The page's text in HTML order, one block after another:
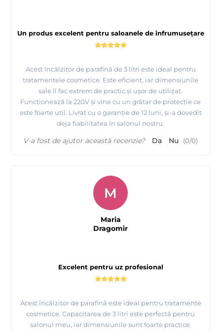
Un produs excelent pentru saloanele de înfrumusețare
Acest încălzitor de parafină de 3 litri este ideal pentru
tratamentele cosmetice. Este eficient, iar dimensiunile
sale îl fac extrem de practic și ușor de utilizat.
Funcționează la 220V și vine cu un grătar de protecție ce
este foarte util. Livrat cu o garanție de 12 luni, și-a dovedit
deja fiabilitatea în salonul nostru.
V-a fost de ajutor această recenzie? Da Nu (0/0)
Excelent pentru uz profesional
Acest încălzitor de parafină este ideal pentru tratamente
cosmetice. Capacitarea de 3 litri este perfectă pentru
salonul meu, iar dimensiunile sunt foarte practice.
M
Maria
Dragomir